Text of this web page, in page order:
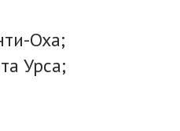
Оха;
Урса;